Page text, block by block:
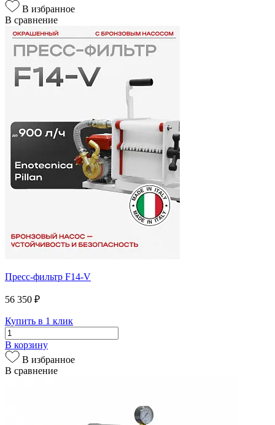
В избранное
В сравнение
Пресс-фильтр F14-V
56 350 ₽
Купить в 1 клик
В корзину
В избранное
В сравнение